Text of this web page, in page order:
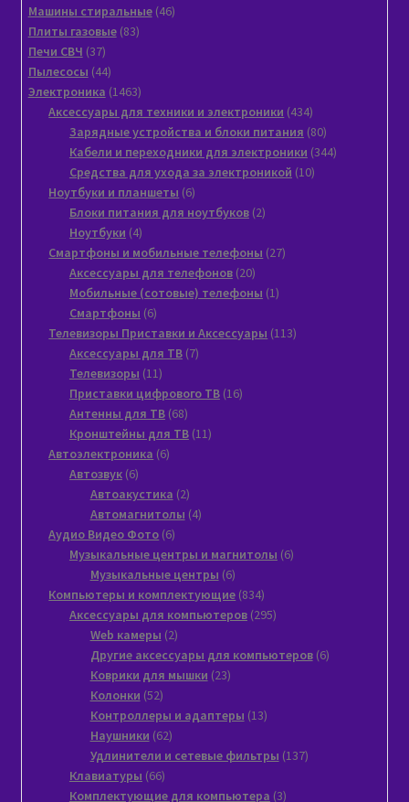
товара
Машины стиральные 4646
Плиты газовые 8383
Печи СВЧ 3737
товаров
Пылeсосы 4444
товара
Электроника 14631463
товара
Аксессуары для техники и электроники 434434
товара
Зарядные устройства и блоки питания 8080
товаров
Кабели и переходники для электроники 344344
Средства для ухода за электроникой 1010
Ноутбуки и планшеты 66
товаров
Блоки питания для ноутбуков 22
Ноутбуки 44
товара
Смартфоны и мобильные телефоны 2727
Аксессуары для телефонов 2020
товаров
Мобильные (сотовые) телефоны 11
Смартфоны 66
товаров
Телевизоры Приставки и Аксессуары 113113
Аксессуары для ТВ 77
Телевизоры 1111
товаров
Приставки цифрового ТВ 1616
Антенны для ТВ 6868
товаров
Кронштейны для ТВ 1111
Автоэлектроника 66
Автозвук 66
товаров
Автоакустика 22
товара
Автомагнитолы 44
Аудио Видео Фото 66
товаров
Музыкальные центры и магнитолы 66
Музыкальные центры 66
товаров
Компьютеры и комплектующие 834834
товара
Аксессуары для компьютеров 295295
Web камеры 22
товара
Другие аксессуары для компьютеров 66
Коврики для мышки 2323
Колонки 5252
товара
Контроллеры и адаптеры 1313
Наушники 6262
товара
Удлинители и сетевые фильтры 137137
Клавиатуры 6666
товаров
Комплектующие для компьютера 33